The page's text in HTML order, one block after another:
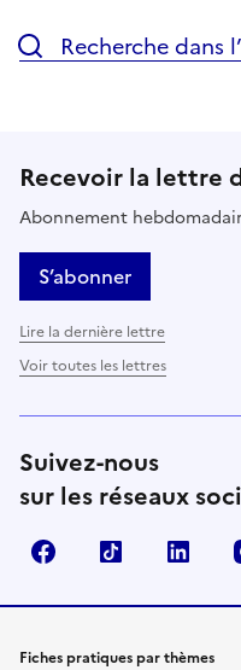
Recherche dans
Recevoir la lettre
Abonnement
S’abonner
Lire la dernière lettre
Voir toutes les lettres
Suivez-nous
sur les réseaux
FacebookTikTok
Fiches pratiques par thèmes